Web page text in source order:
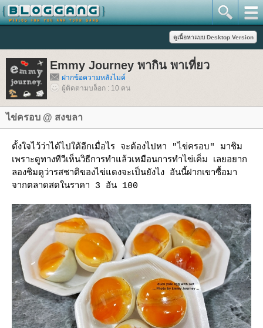
Emmy Journey พากิน พาเที่ยว
ฝากข้อความหลังไมค์
ผู้ติดตามบล็อก : 10 คน
ไข่ครอบ @ สงขลา
ตั้งใจไว้ว่าได้ไปใต้อีกเมื่อไร จะต้องไปหา "ไข่ครอบ" มาชิม
เพราะดูทางทีวีเห็นวิธีการทำแล้วเหมือนการทำไข่เค็ม เลยอยาก
ลองชิมดูว่ารสชาติของไข่แดงจะเป็นยังไง อันนี้ฝากเขาซื้อมา
จากตลาดสดในราคา 3 อัน 100